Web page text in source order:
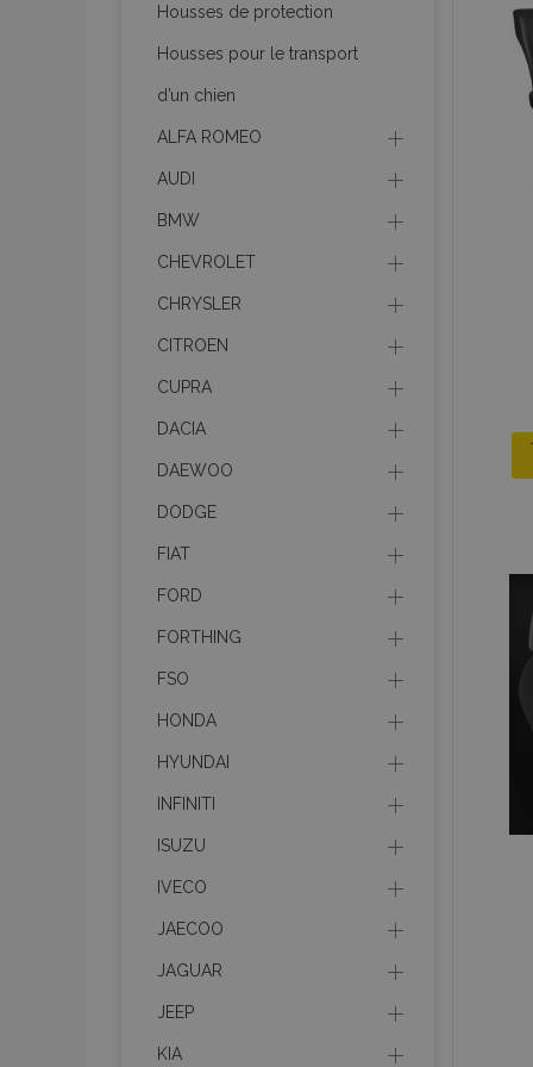
Housses de protection
Housses pour le transport
d’un chien
ALFA ROMEO
AUDI
BMW
CHEVROLET
CHRYSLER
CITROEN
CUPRA
DACIA
DAEWOO
DODGE
FIAT
FORD
FORTHING
FSO
HONDA
HYUNDAI
INFINITI
ISUZU
IVECO
JAECOO
JAGUAR
JEEP
KIA
mage-
mage-cache-